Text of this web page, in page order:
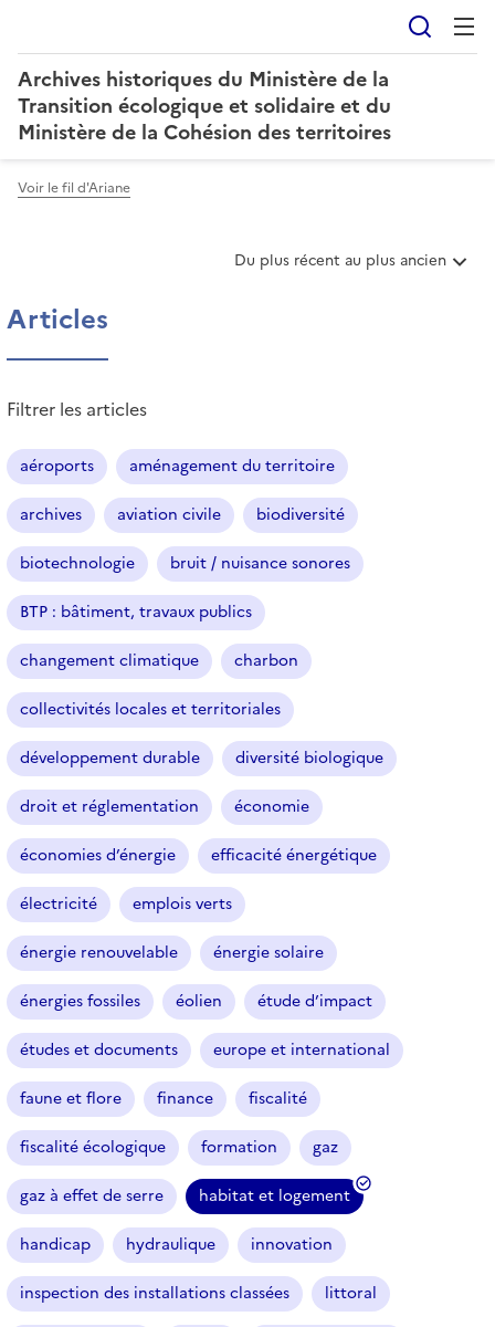
Archives historiques du Ministère de la
Transition écologique et solidaire et du
Ministère de la Cohésion des territoires
Voir le fil d'Ariane
T
r
t
c
l
e
s
Du plus récent au plus ancien
Articles
Filtrer les articles
aéroports aménagement du territoire
archives aviation civile biodiversité
biotechnologie bruit / nuisance sonores
BTP : bâtiment, travaux publics
changement climatique charbon
collectivités locales et territoriales
développement durable diversité biologique
droit et réglementation économie
économies d’énergie efficacité énergétique
électricité emplois verts
énergie renouvelable énergie solaire
énergies fossiles éolien étude d’impact
études et documents europe et international
faune et flore finance fiscalité
fiscalité écologique formation gaz
gaz à effet de serre habitat et logement
(
f
i
l
t
handicap hydraulique innovation
inspection des installations classées littoral